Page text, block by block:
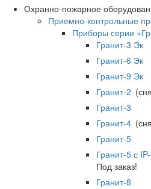
Охранно-пожарное
Приемно-контрольные
Приборы серии
Гранит-3 Эк
Гранит-6 Эк
Гранит-9 Эк
Гранит-2
Гранит-3
Гранит-4
Гранит-5
Гранит-5 с
Под заказ!
Гранит-8